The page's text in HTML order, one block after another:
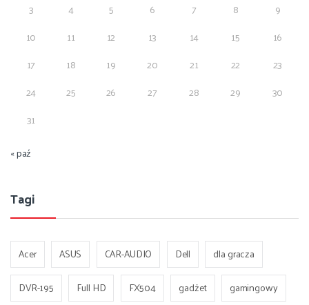
3
4 5 6 7 8
9
10
11 12 13 14 15
16
17
18 19 20 21 22
23
24
25 26 27 28 29
30
31
« paź
Tagi
Acer ASUS CAR-AUDIO Dell
dla gracza
DVR-195
Full HD FX504 gadżet
gamingowy